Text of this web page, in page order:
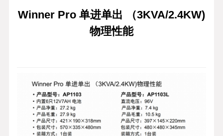
Winner Pro 单进单出 （3KVA/2.4KW)
物理性能